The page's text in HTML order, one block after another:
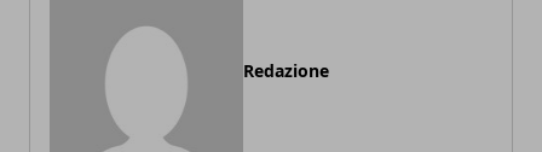
Redazione